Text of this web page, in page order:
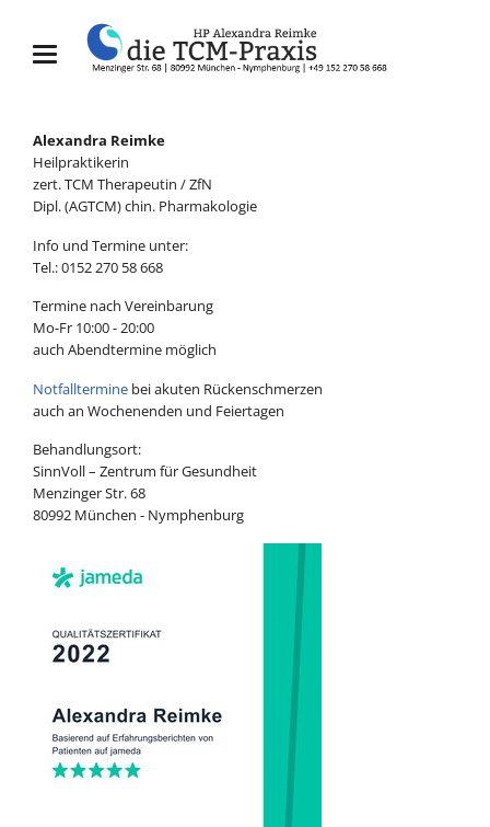
Alexandra Reimke
Heilpraktikerin
zert. TCM Therapeutin / ZfN
Dipl. (AGTCM) chin. Pharmakologie
Info und Termine unter:
Tel.: 0152 270 58 668
Termine nach Vereinbarung
Mo-Fr 10:00 - 20:00
auch Abendtermine möglich
Notfallterminebei akuten Rückenschmerzen
auch an Wochenenden und Feiertagen
Behandlungsort:
SinnVoll – Zentrum für Gesundheit
Menzinger Str. 68
80992 München - Nymphenburg